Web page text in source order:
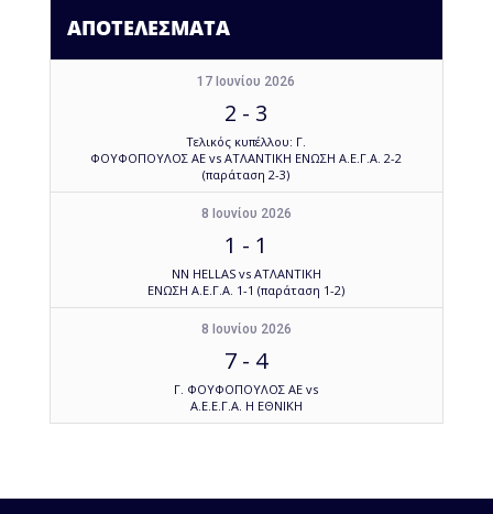
ΑΠΟΤΕΛΕΣΜΑΤΑ
17 Ιουνίου 2026
2 - 3
Τελικός κυπέλλου: Γ.
ΦΟΥΦΟΠΟΥΛΟΣ ΑΕ vs ΑΤΛΑΝΤΙΚΗ ΕΝΩΣΗ Α.Ε.Γ.Α. 2-2
(παράταση 2-3)
8 Ιουνίου 2026
1 - 1
NN HELLAS vs ΑΤΛΑΝΤΙΚΗ
ΕΝΩΣΗ Α.Ε.Γ.Α. 1-1 (παράταση 1-2)
8 Ιουνίου 2026
7 - 4
Γ. ΦΟΥΦΟΠΟΥΛΟΣ ΑΕ vs
Α.Ε.Ε.Γ.Α. Η ΕΘΝΙΚΗ